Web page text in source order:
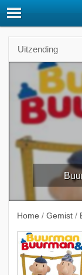
Uitzending
Home / Gemist /